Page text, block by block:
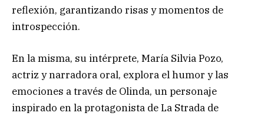
reflexión, garantizando risas y momentos de
introspección.
En la misma, su intérprete, María Silvia Pozo,
actriz y narradora oral, explora el humor y las
emociones a través de Olinda, un personaje
inspirado en la protagonista de La Strada de